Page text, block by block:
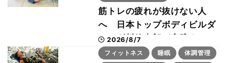
筋トレの疲れが抜けない人
へ 日本トップボディビルダ
ー・刈川啓志郎が実践する
「回復習慣」
2026/8/7
フィットネス 睡眠 体調管理